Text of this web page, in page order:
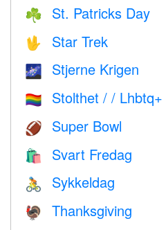
☘️ St. Patricks Day
🖖 Star Trek
🌌 Stjerne Krigen
🏳️‍🌈 Stolthet / / Lhbtq+
🏈 Super Bowl
🛍 Svart Fredag
🚴 Sykkeldag
🦃 Thanksgiving